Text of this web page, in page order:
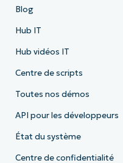
Blog
Hub IT
Hub vidéos IT
Centre de scripts
Toutes nos démos
API pour les développeurs
État du système
Centre de confidentialité